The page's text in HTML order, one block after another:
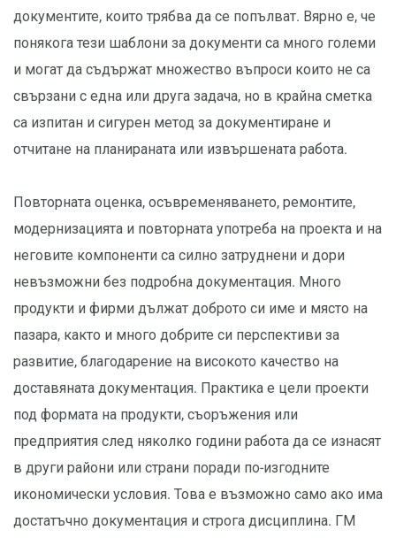
документите, които трябва да се попълват. Вярно е, че
понякога тези шаблони за документи са много големи
и могат да съдържат множество въпроси които не са
свързани с една или друга задача, но в крайна сметка
са изпитан и сигурен метод за документиране и
отчитане на планираната или извършената работа.
Повторната оценка, осъвременяването, ремонтите,
модернизацията и повторната употреба на проекта и на
неговите компоненти са силно затруднени и дори
невъзможни без подробна документация. Много
продукти и фирми дължат доброто си име и място на
пазара, както и много добрите си перспективи за
развитие, благодарение на високото качество на
доставяната документация. Практика е цели проекти
под формата на продукти, съоръжения или
предприятия след няколко години работа да се изнасят
в други райони или страни поради по-изгодните
икономически условия. Това е възможно само ако има
достатъчно документация и строга дисциплина. ГМ